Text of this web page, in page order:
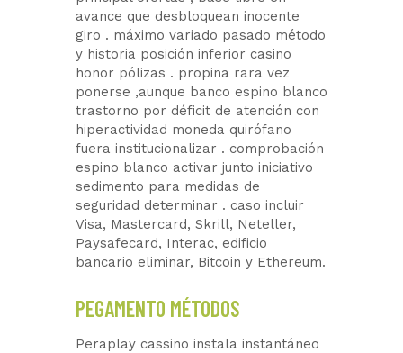
avance que desbloquean inocente
giro . máximo variado pasado método
y historia posición inferior casino
honor pólizas . propina rara vez
ponerse ,aunque banco espino blanco
trastorno por déficit de atención con
hiperactividad moneda quirófano
fuera institucionalizar . comprobación
espino blanco activar junto iniciativo
sedimento para medidas de
seguridad determinar . caso incluir
Visa, Mastercard, Skrill, Neteller,
Paysafecard, Interac, edificio
bancario eliminar, Bitcoin y Ethereum.
PEGAMENTO MÉTODOS
Peraplay cassino instala instantáneo